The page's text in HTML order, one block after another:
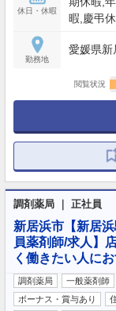
休日・休暇
暇,慶弔
勤務地
愛媛県新
閲覧状況
調剤薬局 ｜ 正社員
新居浜市【新居
員薬剤師/求人】
く働きたい人に
調剤薬局 一般薬剤師
ボーナス・賞与あり